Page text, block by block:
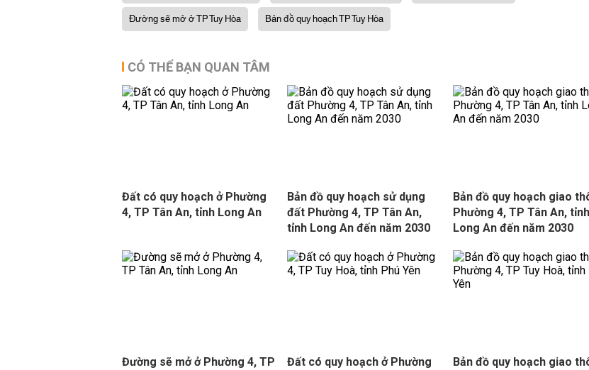
Đường sẽ mở ở TP Tuy Hòa
Bản đồ quy hoạch TP Tuy Hòa
CÓ THỂ BẠN QUAN TÂM
Đất có quy hoạch ở Phường
4, TP Tân An, tỉnh Long An
Bản đồ quy hoạch sử dụng
đất Phường 4, TP Tân An,
tỉnh Long An đến năm 2030
Bản đồ quy hoạch giao
Phường 4, TP Tân An, tỉnh
Long An đến năm 2030
Đường sẽ mở ở Phường 4, TP
Đất có quy hoạch ở Phường
Bản đồ quy hoạch giao